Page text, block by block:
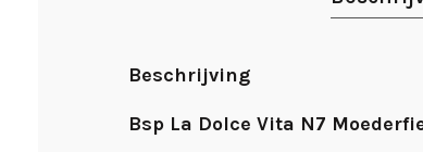
Beschrijving
Bsp La Dolce Vita N7